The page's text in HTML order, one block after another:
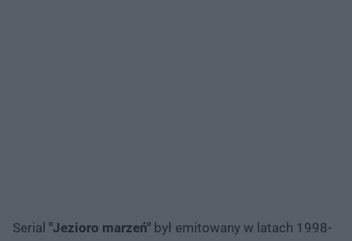
Serial "Jezioro marzeń" był emitowany w latach 1998-